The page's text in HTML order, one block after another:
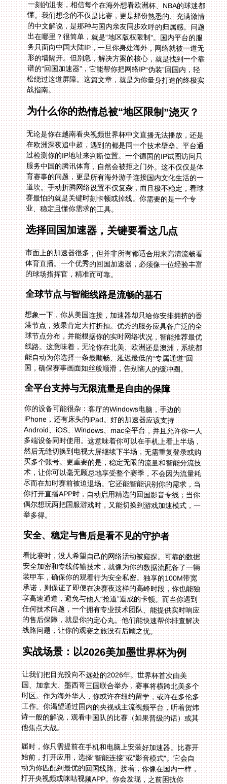
战指南。
为什么你的热情总被“地区限制”浇灭？
无论是你在越南看央视频世界杯中文直播无法播放，还是
在欧洲深夜追中超，遇到的都是同一个技术壁垒。平台通
过检测你的IP地址来判断位置。一个德国的IP试图访问只
服务中国的腾讯体育，自然会被拒之门外。这不仅仅是体
育赛事的问题，更是所有海外游子连接国内文化生活的一
道坎。手动折腾网络设置不仅复杂，而且极不稳定，看球
赛最怕的就是关键时刻卡顿或掉线。你需要的是一个专
业、稳定且懂你需求的工具。
选择回国加速器，关键要看这几点
市面上的加速器很多，但并非所有都适合用来高清流畅看
体育直播。一个优秀的回国加速器，必须像一位经验丰富
的球场指挥官，精准而可靠。
全球节点与智能线路是流畅的基石
想象一下，你从美国连接，加速器却只给你安排拥挤的香
港节点，效果肯定大打折扣。优秀的服务应具备广泛的全
球节点分布，并能根据你的实时网络状况，智能推荐最优
线路。这意味着，无论你在北美、欧洲还是澳洲，系统都
能自动为你选择一条最顺畅、延迟最低的“专属通道”回
国，确保赛事画面如丝般顺滑，告别恼人的缓冲圈。
全平台支持与无限流量是自由的保障
你的设备可能很杂：客厅的Windows电脑，手边的
iPhone，还有床头的iPad。好的加速器应该支持
Android、iOS、Windows、mac全平台，并且允许你一人
多端设备同时使用。这意味着你可以在手机上看上半场，
然后无缝切换到电视大屏继续下半场，无需重复登录或购
买多个账号。更重要的是，稳定无限的流量和智能分流技
术，让你可以毫无顾忌地享受整个赛季，不会因为流量耗
尽而在加时赛前被迫退场。它还能智能识别你的需求，当
你打开直播APP时，自动启用精选的回国影音专线；当你
偶尔想玩两把国服游戏时，又能切换到游戏加速模式，一
举多得。
安全、稳定与售后是看不见的守护者
看比赛时，没人希望自己的网络活动被窥探。可靠的数据
安全加密和专线传输技术，就像为你的数据流配备了一辆
装甲车，确保你的观看行为安全私密。独享的100M带宽
承诺，则保证了即便在决赛夜这样的高峰时段，你也能独
享高速通道，避免与他人“抢道”造成的卡顿。而当你遇到
任何技术问题，一个拥有专业技术团队、能提供实时响应
的售后保障，就是你的定心丸。他们能快速帮你排查解决
线路问题，让你的观赛之旅没有后顾之忧。
实战场景：以2026美加墨世界杯为例
让我们把目光投向不远处的2026年。世界杯首次由美
国、加拿大、墨西哥三国联合举办，赛事将横跨北美多个
时区。作为海外华人，你或许在纽约留学，或许在多伦多
工作。你渴望通过国内的央视或主流视频平台，听着贺炜
诗一般的解说，观看中国队的比赛（如果晋级的话）或其
他焦点大战。
届时，你只需提前在手机和电脑上安装好加速器。比赛开
始前，打开应用，选择“智能连接”或“影音模式”。它会自
动为你匹配到最优的回国线路。接着，你像在国内一样，
打开央视频或咪咕视频APP。你会发现，之前困扰你